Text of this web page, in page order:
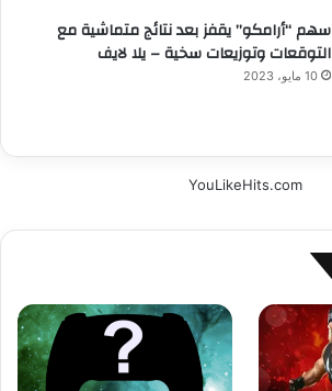
سهم “أرامكو” يقفز بعد نتائج متماشية مع
التوقعات وتوزيعات سخية – يلا لايف
10 مايو، 2023
YouLikeHits.com